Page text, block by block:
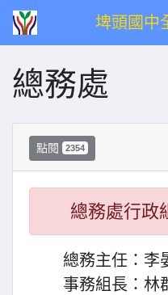
埤頭國中
總務處
點閱 2354
總務處行政
總務主任：李
事務組長：林